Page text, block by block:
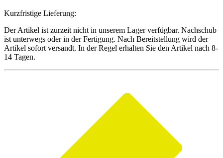
Kurzfristige Lieferung:
Der Artikel ist zurzeit nicht in unserem Lager verfügbar. Nachschub
ist unterwegs oder in der Fertigung. Nach Bereitstellung wird der
Artikel sofort versandt. In der Regel erhalten Sie den Artikel nach 8-
14 Tagen.